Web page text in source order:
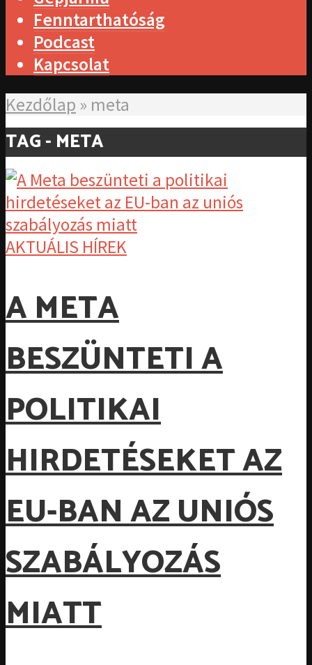
Fenntarthatóság
Podcast
Kapcsolat
Kezdőlap » meta
TAG - META
AKTUÁLIS HÍREK
A META
BESZÜNTETI A
POLITIKAI
HIRDETÉSEKET AZ
EU-BAN AZ UNIÓS
SZABÁLYOZÁS
MIATT